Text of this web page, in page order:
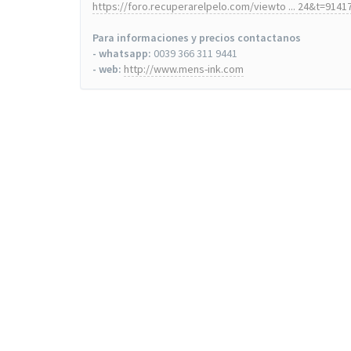
https://foro.recuperarelpelo.com/viewto ...
Para informaciones y precios contactanos
- whatsapp: 0039 366 311 9441
- web: http://www.mens-ink.com